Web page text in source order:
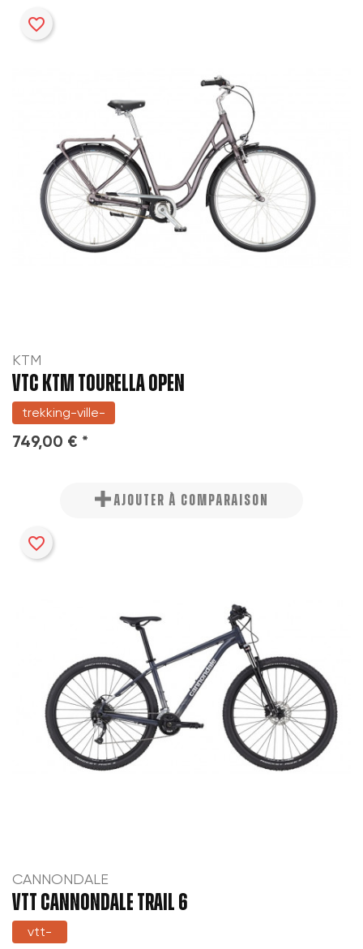
KTM
VTC KTM TOURELLA OPEN
trekking-ville-
749,00 € *
favorite_border
AJOUTER À COMPARAISON
CANNONDALE
VTT CANNONDALE TRAIL 6
vtt-
favorite_border